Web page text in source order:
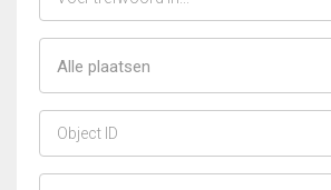
Alle plaatsen